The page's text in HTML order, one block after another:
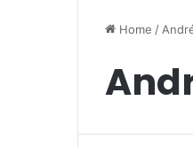
Home /